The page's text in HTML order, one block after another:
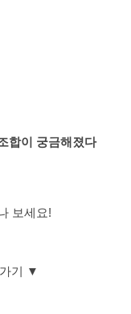
합이 궁금해졌다
보세요!
기 ▼